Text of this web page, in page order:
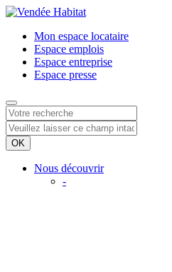
Mon espace locataire
Espace emplois
Espace entreprise
Espace presse
Nous découvrir
-